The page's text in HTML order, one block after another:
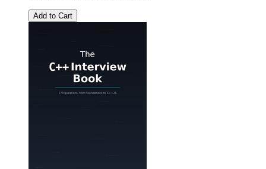
Add to Cart